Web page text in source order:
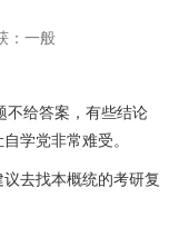
：一般
不给答案，有些结论
学党非常难受。
去找本概统的考研复